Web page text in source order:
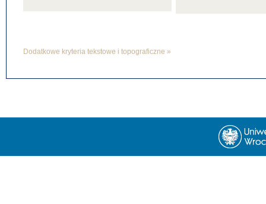
Dodatkowe kryteria tekstowe i topograficzne »